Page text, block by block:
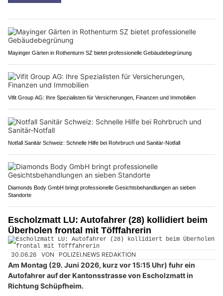
Mayinger Gärten in Rothenturm SZ bietet professionelle Gebäudebegrünung
Vifit Group AG: Ihre Spezialisten für Versicherungen, Finanzen und Immobilien
Notfall Sanitär Schweiz: Schnelle Hilfe bei Rohrbruch und Sanitär-Notfall
Diamonds Body GmbH bringt professionelle Gesichtsbehandlungen an sieben
Standorte
Escholzmatt LU: Autofahrer (28) kollidiert beim
Überholen frontal mit Töfffahrerin
30.06.26 VON POLIZEI.NEWS REDAKTION
Am Montag (29. Juni 2026, kurz vor 15:15 Uhr) fuhr ein
Autofahrer auf der Kantonsstrasse von Escholzmatt in
Richtung Schüpfheim.